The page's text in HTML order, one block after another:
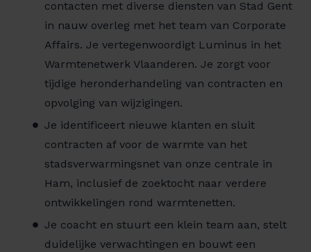
contacten met diverse diensten van Stad Gent
in nauw overleg met het team van Corporate
Affairs. Je vertegenwoordigt Luminus in het
Warmtenetwerk Vlaanderen. Je zorgt voor
tijdige heronderhandeling van contracten en
opvolging van wijzigingen.
Je identificeert nieuwe klanten en sluit
contracten af voor de warmte van het
stadsverwarmingsnet van onze centrale in
Ham, inclusief de zoektocht naar verdere
ontwikkelingen rond warmtenetten.
Je coacht en stuurt een klein team aan, stelt
duidelijke verwachtingen en bouwt een